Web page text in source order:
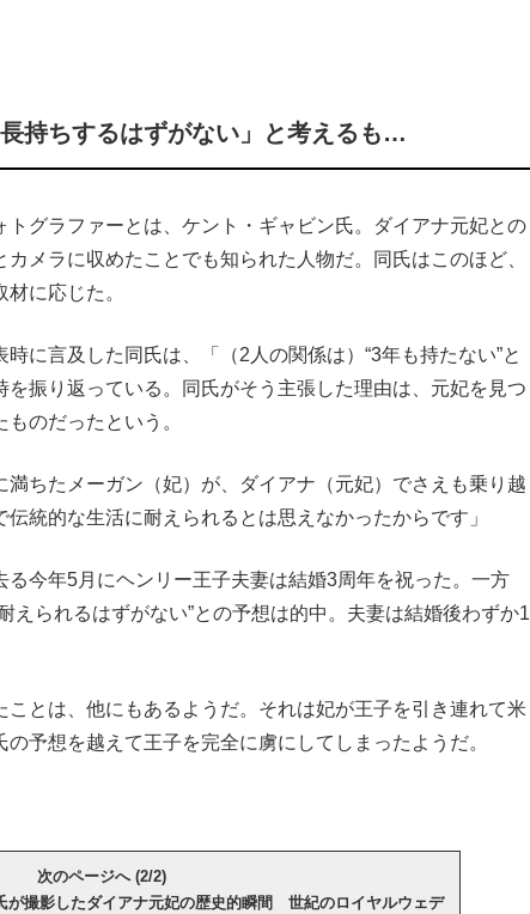
持ちするはずがない」と考えるも…
グラファーとは、ケント・ギャビン氏。ダイアナ元妃との
メラに収めたことでも知られた人物だ。同氏はこのほど、
に応じた。
に言及した同氏は、「（2人の関係は）“3年も持たない”と
を振り返っている。同氏がそう主張した理由は、元妃を見つ
のだったという。
満ちたメーガン（妃）が、ダイアナ（元妃）でさえも乗り越
統的な生活に耐えられるとは思えなかったからです」
今年5月にヘンリー王子夫妻は結婚3周年を祝った。一方
えられるはずがない”との予想は的中。夫妻は結婚後わずか1
とは、他にもあるようだ。それは妃が王子を引き連れて米
予想を越えて王子を完全に虜にしてしまったようだ。
次のページへ (2/2)
が撮影したダイアナ元妃の歴史的瞬間 世紀のロイヤルウェデ